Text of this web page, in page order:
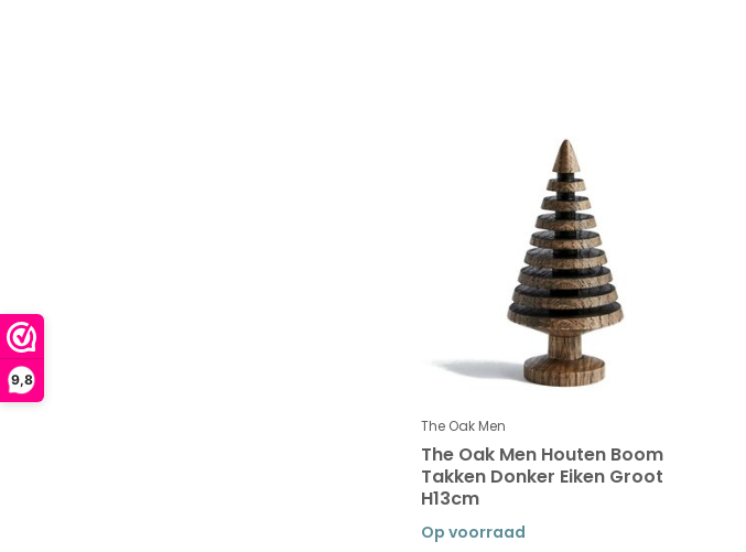
9,8
The Oak Men
The Oak Men Houten Boom
Takken Donker Eiken Groot
H13cm
Op voorraad